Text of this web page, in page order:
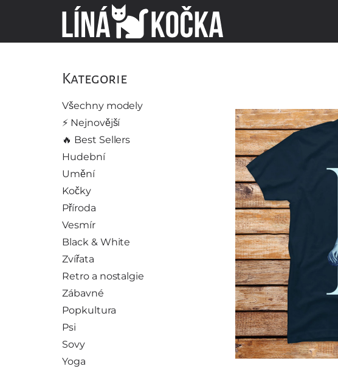
Kategorie
Všechny modely
⚡️ Nejnovější
🔥 Best Sellers
Hudební
Umění
Kočky
Příroda
Vesmír
Black & White
Zvířata
Retro a nostalgie
Zábavné
Popkultura
Psi
Sovy
Yoga